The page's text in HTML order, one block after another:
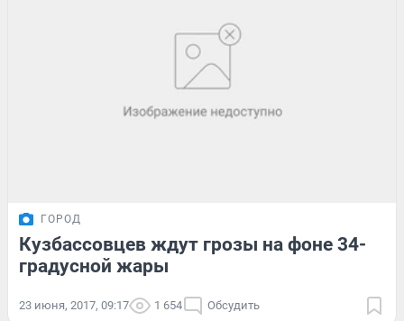
ГОРОД
Кузбассовцев ждут грозы на фоне 34-
градусной жары
23 июня, 2017, 09:17 1 654 Обсудить